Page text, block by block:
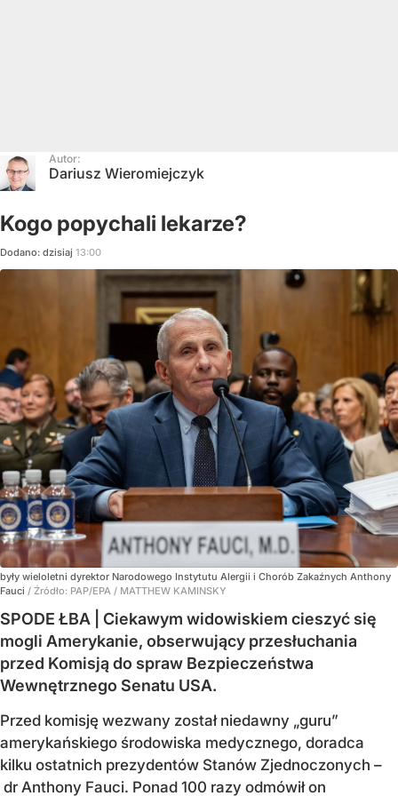
Autor:
Dariusz Wieromiejczyk
Kogo popychali lekarze?
Dodano: dzisiaj 13:00
były wieloletni dyrektor Narodowego Instytutu Alergii i Chorób Zakaźnych Anthony
Fauci / Źródło: PAP/EPA / MATTHEW KAMINSKY
SPODE ŁBA | Ciekawym widowiskiem cieszyć się
mogli Amerykanie, obserwujący przesłuchania
przed Komisją do spraw Bezpieczeństwa
Wewnętrznego Senatu USA.
Przed komisję wezwany został niedawny „guru”
amerykańskiego środowiska medycznego, doradca
kilku ostatnich prezydentów Stanów Zjednoczonych –
dr Anthony Fauci. Ponad 100 razy odmówił on